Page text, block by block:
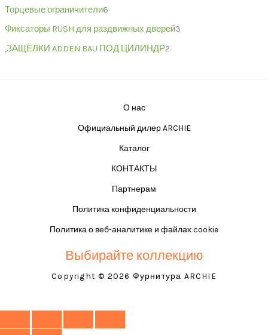
Торцевые ограничители6
Фиксаторы RUSH для раздвижных дверей3
,ЗАЩЁЛКИ ADDEN BAU ПОД ЦИЛИНДР2
О нас
Официальный дилер ARCHIE
Каталог
КОНТАКТЫ
Партнерам
Политика конфиденциальности
Политика о веб-аналитике и файлах cookie
Выбирайте коллекцию
Copyright © 2026 Фурнитура ARCHIE